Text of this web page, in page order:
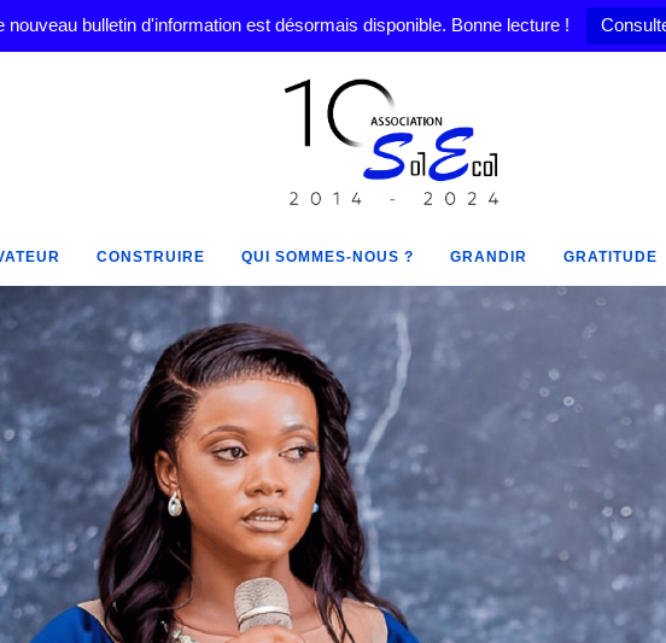
nouveau bulletin d'information est désormais disponible. Bonne lecture !
CONSTRUIRE QUI SOMMES-NOUS ? GRANDIR GRATITUDE